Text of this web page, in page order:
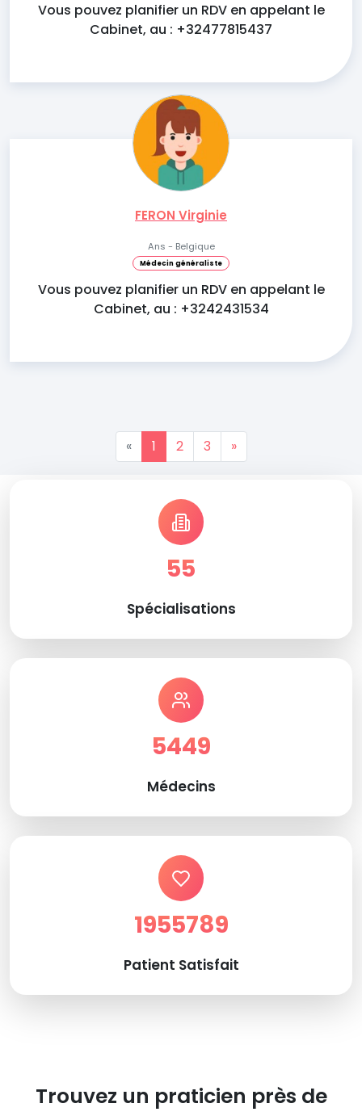
Vous pouvez planifier un RDV en appelant le
Cabinet, au : +32477815437
FERON Virginie
Ans - Belgique
Médecin généraliste
Vous pouvez planifier un RDV en appelant le
Cabinet, au : +3242431534
« 1 2 3 »
55
Spécialisations
5449
Médecins
1955789
Patient Satisfait
Trouvez un praticien près de